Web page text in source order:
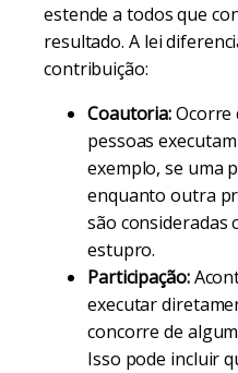
estende a todos que
resultado. A lei
contribuição:
Coautoria:Ocorre
pessoas
exemplo, se uma
enquanto outra
são consideradas
estupro.
Participação:
executar
concorre de
Isso pode incluir